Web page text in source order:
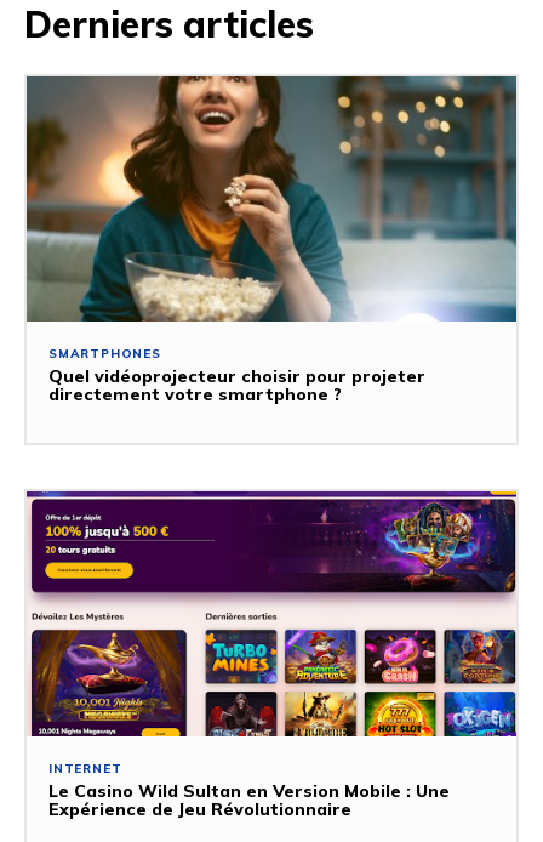
Derniers articles
SMARTPHONES
Quel vidéoprojecteur choisir pour projeter
directement votre smartphone ?
INTERNET
Le Casino Wild Sultan en Version Mobile : Une
Expérience de Jeu Révolutionnaire